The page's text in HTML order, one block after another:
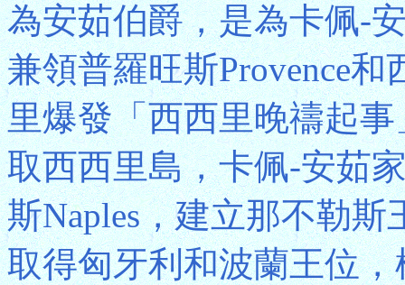
為安茹伯爵，是為卡佩-
兼領普羅旺斯Provence
里爆發「西西里晚禱起
取西西里島，卡佩-安茹
斯Naples，建立那不勒
取得匈牙利和波蘭王位